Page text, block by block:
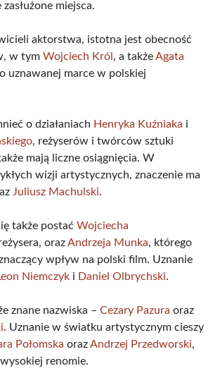
miejsca.
aktorstwa, istotna jest obecność
w tym Wojciech Król , a takżeAgata
uznawanej marce w polskiej
o działaniach Henryka Kuźniaka i
, reżyserów i twórców sztuki
mają liczne osiągnięcia. W
wizji artystycznych, znaczenie ma
Juliusz Machulski.
także postać Wojciecha
orazAndrzeja Munka, którego
wpływ na polski film. Uznanie
Niemczyk i Daniel Olbrychski.
znane nazwiska – Cezary Pazura oraz
. Uznanie w światku artystycznym cieszy
Połomska orazAndrzej Przedworski,
renomie.